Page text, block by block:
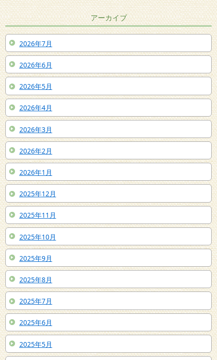
アーカイブ
2026年7月
2026年6月
2026年5月
2026年4月
2026年3月
2026年2月
2026年1月
2025年12月
2025年11月
2025年10月
2025年9月
2025年8月
2025年7月
2025年6月
2025年5月